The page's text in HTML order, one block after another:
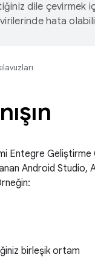
dile çevirmek
hata
Entegre Geliştirme
Android Studio,
birleşik ortam